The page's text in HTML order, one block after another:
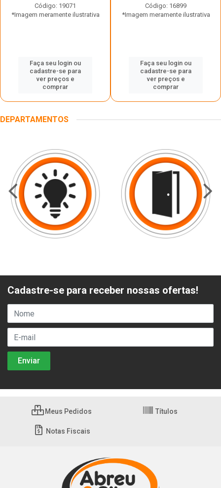
Código: 19071
*Imagem meramente ilustrativa
Faça seu login ou
cadastre-se para
ver preços e
comprar
Código: 16899
*Imagem meramente ilustrativa
Faça seu login ou
cadastre-se para
ver preços e
comprar
DEPARTAMENTOS
Cadastre-se para receber nossas ofertas!
Meus Pedidos Títulos
Notas Fiscais